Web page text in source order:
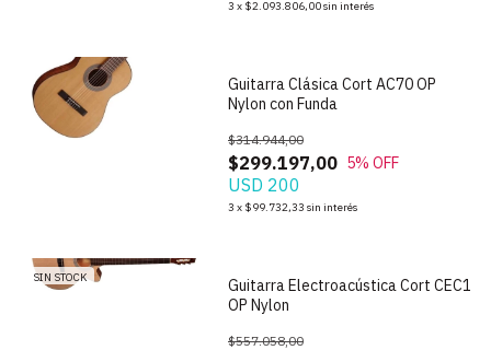
3 x $2.093.806,00sin interés
Guitarra Clásica Cort AC70 OP
Nylon con Funda
$299.197,00
$314.944,00
5% OFF
USD 200
3 x $99.732,33 sin interés
SIN STOCK
Guitarra Electroacústica Cort CEC1
OP Nylon
$557.058,00